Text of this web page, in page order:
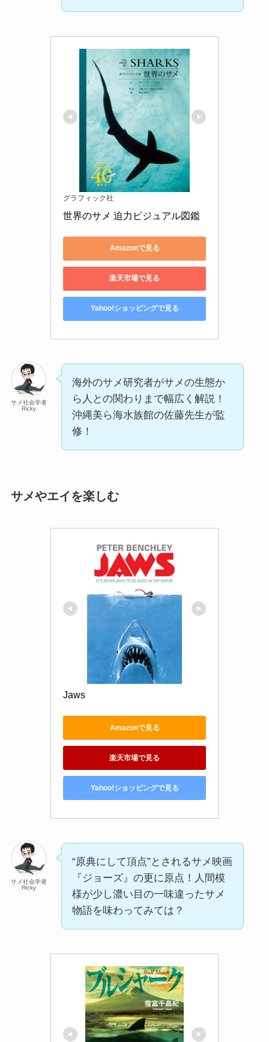
グラフィック社
世界のサメ 迫力ビジュアル図鑑
Amazonで見る
楽天市場で見る
Yahoo!ショッピングで見る
サメ社会学者
Ricky
海外のサメ研究者がサメの生態か
ら人との関わりまで幅広く解説！
沖縄美ら海水族館の佐藤先生が監
修！
サメやエイを楽しむ
Jaws
Amazonで見る
楽天市場で見る
Yahoo!ショッピングで見る
サメ社会学者
Ricky
“原典にして頂点”とされるサメ映画
『ジョーズ』の更に原点！人間模
様が少し濃い目の一味違ったサメ
物語を味わってみては？